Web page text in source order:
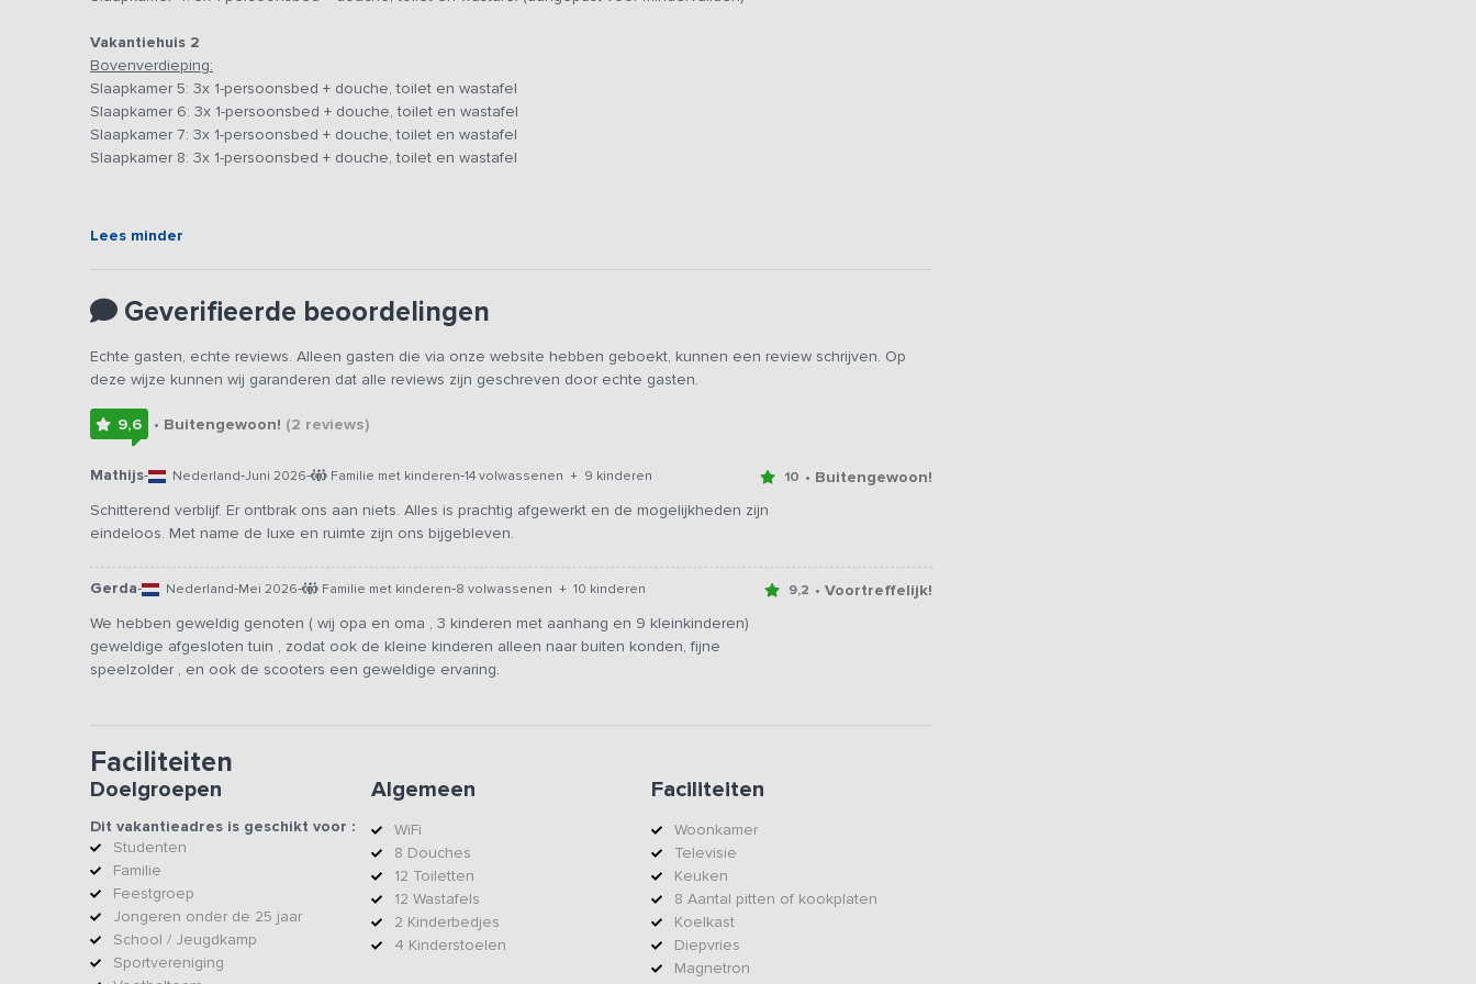
schoonheid van het landschap kun je zo bewonderen. Op zolder biedt de speelkamer met pingpong, tafelvoetbal,
Slaap- en badkamers
De acht slaapkamers zijn ingericht met warme materialen, drie 1-persoonsbedden en voldoende ruimte om je spullen
kwijt te kunnen Elke slaapkamer beschikt over een eigen badkamer met douche, toilet en wastafel: een groot voordeel
wanneer je met veel personen bent en iedereen z’n eigen ritme heeft. Bij de benedenverdieping zijn de douches
Buiten
een kop koffie drinken of genieten van een rustige avond buiten. Op het terras staat een grote tafel en zitruimte, ideaal
voor ontbijt, lunch of diner in de buitenlucht. Voor een uitstapje in de omgeving zijn er gratis e-choppers beschikbaar. Zo
materialen en energiezuinige oplossingen, het combineert een fijn verblijf met een minimale ecologische voetafdruk:
zonnepanelen, vloerverwarming, goede isolatie en slimme energie- en waterhuishouding maken dat luxe en
duurzaamheid hand in hand gaan.
Vakantiehuis 2
Bovenverdieping:
Slaapkamer 5: 3x 1-persoonsbed + douche, toilet en wastafel
Slaapkamer 6: 3x 1-persoonsbed + douche, toilet en wastafel
Slaapkamer 7: 3x 1-persoonsbed + douche, toilet en wastafel
Slaapkamer 8: 3x 1-persoonsbed + douche, toilet en wastafel
Lees minder
Geverifieerde beoordelingen
Echte gasten, echte reviews. Alleen gasten die via onze website hebben geboekt, kunnen een review schrijven. Op
deze wijze kunnen wij garanderen dat alle reviews zijn geschreven door echte gasten.
9,6 • Buitengewoon! (2 reviews)
Mathijs- Nederland-Juni 2026- Familie met kinderen-14 volwassenen + 9 kinderen 10 • Buitengewoon!
Schitterend verblijf. Er ontbrak ons aan niets. Alles is prachtig afgewerkt en de mogelijkheden zijn
eindeloos. Met name de luxe en ruimte zijn ons bijgebleven.
Gerda- Nederland-Mei 2026- Familie met kinderen-8 volwassenen + 10 kinderen 9,2 • Voortreffelijk!
We hebben geweldig genoten ( wij opa en oma , 3 kinderen met aanhang en 9 kleinkinderen)
geweldige afgesloten tuin , zodat ook de kleine kinderen alleen naar buiten konden, fijne
speelzolder , en ook de scooters een geweldige ervaring.
Faciliteiten
Doelgroepen
Dit vakantieadres is geschikt voor :
Studenten
Familie
Feestgroep
Jongeren onder de 25 jaar
School / Jeugdkamp
Sportvereniging
Algemeen
WiFi
8 Douches
12 Toiletten
12 Wastafels
2 Kinderbedjes
4 Kinderstoelen
Faciliteiten
Woonkamer
Televisie
Keuken
8 Aantal pitten of kookplaten
Koelkast
Diepvries
Magnetron